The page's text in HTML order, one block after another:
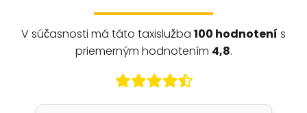
V súčasnosti má táto taxislužba 100 hodnotení s
priemerným hodnotením 4,8.